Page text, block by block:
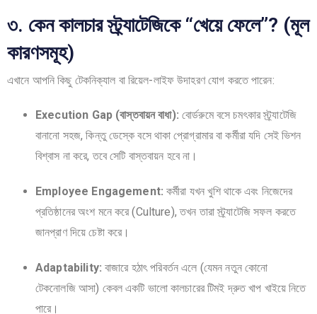
৩. কেন কালচার স্ট্র্যাটেজিকে “খেয়ে ফেলে”? (মূল
কারণসমূহ)
এখানে আপনি কিছু টেকনিক্যাল বা রিয়েল-লাইফ উদাহরণ যোগ করতে পারেন:
Execution Gap (বাস্তবায়ন বাধা): বোর্ডরুমে বসে চমৎকার স্ট্র্যাটেজি
বানানো সহজ, কিন্তু ডেস্কে বসে থাকা প্রোগ্রামার বা কর্মীরা যদি সেই ভিশন
বিশ্বাস না করে, তবে সেটি বাস্তবায়ন হবে না।
Employee Engagement: কর্মীরা যখন খুশি থাকে এবং নিজেদের
প্রতিষ্ঠানের অংশ মনে করে (Culture), তখন তারা স্ট্র্যাটেজি সফল করতে
জানপ্রাণ দিয়ে চেষ্টা করে।
Adaptability: বাজারে হঠাৎ পরিবর্তন এলে (যেমন নতুন কোনো
টেকনোলজি আসা) কেবল একটি ভালো কালচারের টিমই দ্রুত খাপ খাইয়ে নিতে
পারে।